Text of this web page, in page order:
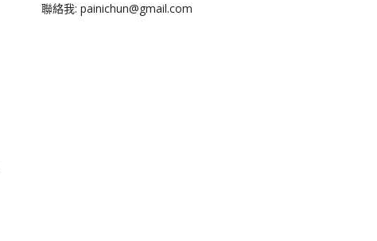
聯絡我: painichun@gmail.com